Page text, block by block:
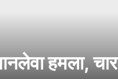
हमला, चार